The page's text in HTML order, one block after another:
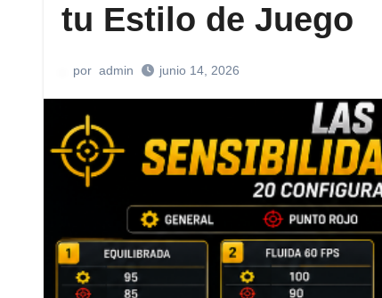
tu Estilo de Juego
por admin junio 14, 2026